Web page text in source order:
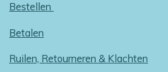
Bestellen
Betalen
Ruilen, Retourneren & Klachten